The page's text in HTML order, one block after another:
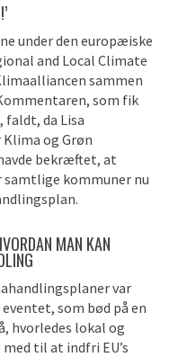
under den europæiske
and Local Climate
sammen
som fik
faldt, da Lisa
og Grøn
bekræftet, at
samtlige kommuner nu
MAN KAN
var
som bød på en
hvorledes lokal og
til at indfri EU’s